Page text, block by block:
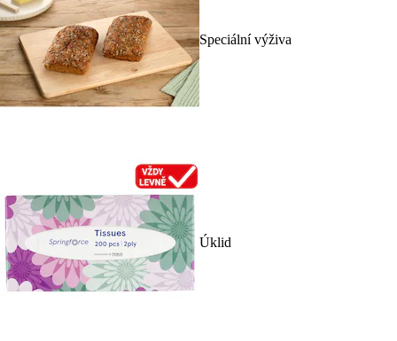
Speciální výživa
Úklid